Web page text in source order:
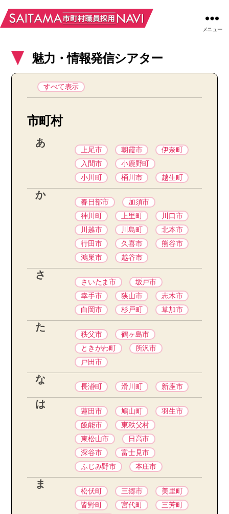
メニュー
魅力・情報発信シアター
すべて表示
市町村
あ
上尾市 朝霞市
伊奈町
入間市
小鹿野町
小川町
桶川市 越生町
か
春日部市
加須市
神川町
上里町
川口市
川越市
川島町
北本市
行田市
久喜市
熊谷市
鴻巣市
越谷市
さ
さいたま市
坂戸市
幸手市
狭山市
志木市
白岡市
杉戸町 草加市
た
秩父市
鶴ヶ島市
ときがわ町
所沢市
戸田市
な
長瀞町 滑川町 新座市
は
蓮田市 鳩山町
羽生市
飯能市
東秩父村
東松山市
日高市
深谷市
富士見市
ふじみ野市
本庄市
ま
松伏町 三郷市
美里町
皆野町
宮代町
三芳町